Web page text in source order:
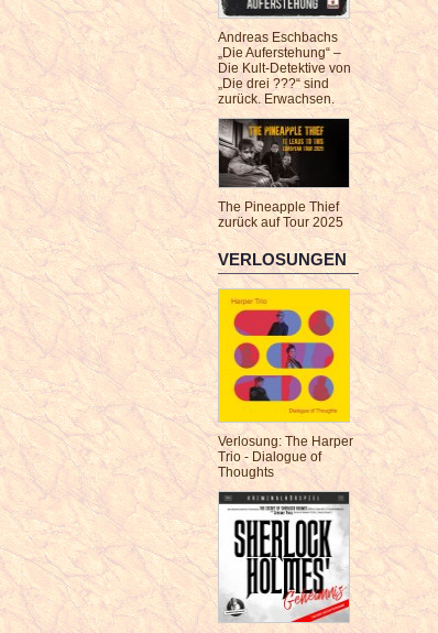
Andreas Eschbachs
„Die Auferstehung“ –
Die Kult-Detektive von
„Die drei ???“ sind
zurück. Erwachsen.
The Pineapple Thief
zurück auf Tour 2025
VERLOSUNGEN
Verlosung: The Harper
Trio - Dialogue of
Thoughts